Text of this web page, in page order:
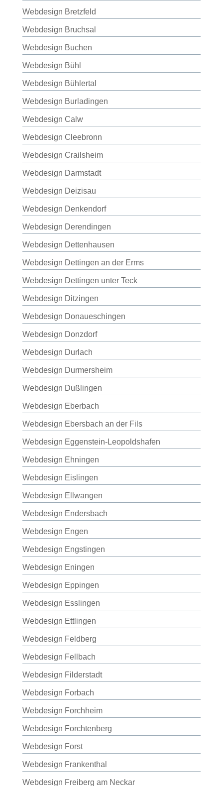
Webdesign Bretzfeld
Webdesign Bruchsal
Webdesign Buchen
Webdesign Bühl
Webdesign Bühlertal
Webdesign Burladingen
Webdesign Calw
Webdesign Cleebronn
Webdesign Crailsheim
Webdesign Darmstadt
Webdesign Deizisau
Webdesign Denkendorf
Webdesign Derendingen
Webdesign Dettenhausen
Webdesign Dettingen an der Erms
Webdesign Dettingen unter Teck
Webdesign Ditzingen
Webdesign Donaueschingen
Webdesign Donzdorf
Webdesign Durlach
Webdesign Durmersheim
Webdesign Dußlingen
Webdesign Eberbach
Webdesign Ebersbach an der Fils
Webdesign Eggenstein-Leopoldshafen
Webdesign Ehningen
Webdesign Eislingen
Webdesign Ellwangen
Webdesign Endersbach
Webdesign Engen
Webdesign Engstingen
Webdesign Eningen
Webdesign Eppingen
Webdesign Esslingen
Webdesign Ettlingen
Webdesign Feldberg
Webdesign Fellbach
Webdesign Filderstadt
Webdesign Forbach
Webdesign Forchheim
Webdesign Forchtenberg
Webdesign Forst
Webdesign Frankenthal
Webdesign Freiberg am Neckar